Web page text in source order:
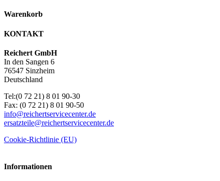
Warenkorb
KONTAKT
Reichert GmbH
In den Sangen 6
76547 Sinzheim
Deutschland
Tel:(0 72 21) 8 01 90-30
Fax: (0 72 21) 8 01 90-50
info@reichertservicecenter.de
ersatzteile@reichertservicecenter.de
Cookie-Richtlinie (EU)
Informationen